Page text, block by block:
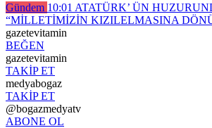
Gündem 10:01 ATATÜRK’ ÜN
“MİLLETİMİZİN KIZILELMASINA
gazetevitamin
BEĞEN
gazetevitamin
TAKİP ET
medyabogaz
TAKİP ET
@bogazmedyatv
ABONE OL